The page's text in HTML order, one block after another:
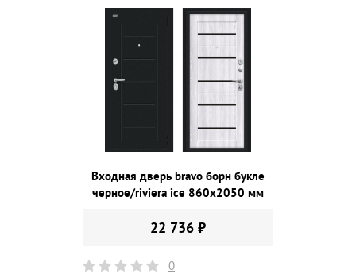
Входная дверь bravo борн букле
черное/riviera ice 860х2050 мм
22 736 ₽
0